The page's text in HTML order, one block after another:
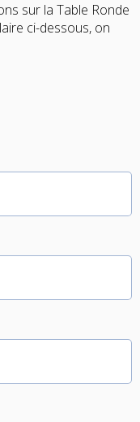
sur la Table Ronde
ci-dessous, on